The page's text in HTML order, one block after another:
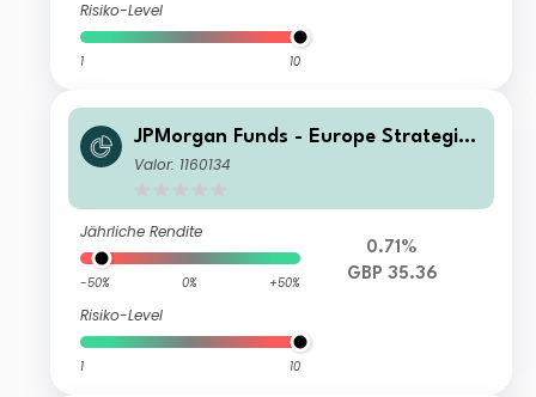
Risiko-Level
1 10
JPMorgan Funds - Europe Strategic
Value Fund A (dist) GBP
Valor: 1160134
Jährliche Rendite
-50% 0% +50%
Risiko-Level
1 10
0.71%
GBP 35.36